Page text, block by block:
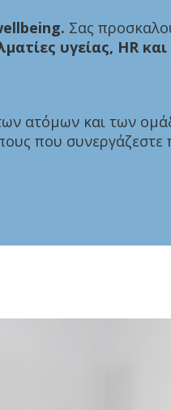
. Σας
υγείας, HR
ατόμων και των
που συνεργάζεστε